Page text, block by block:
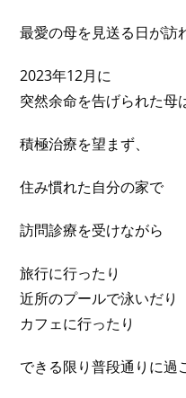
最愛の母を見送る日が訪
2023年12月に
突然余命を告げられた母
積極治療を望まず、
住み慣れた自分の家で
訪問診療を受けながら
旅行に行ったり
近所のプールで泳いだり
カフェに行ったり
できる限り普段通りに過